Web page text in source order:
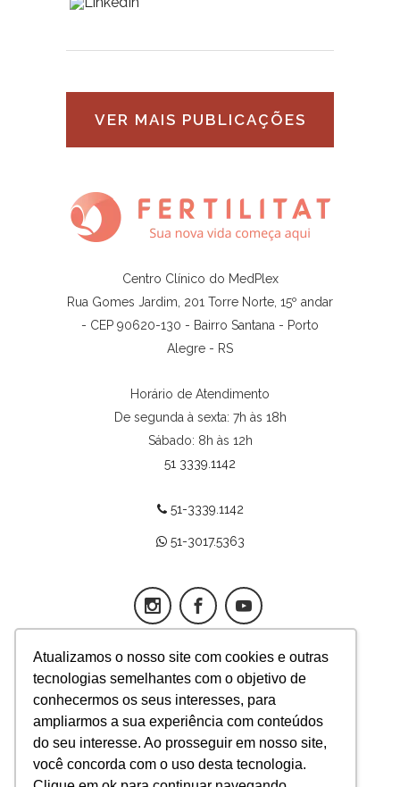
Atualizamos o nosso site com cookies e outras
tecnologias semelhantes com o objetivo de
conhecermos os seus interesses, para
ampliarmos a sua experiência com conteúdos
do seu interesse. Ao prosseguir em nosso site,
você concorda com o uso desta tecnologia.
VER MAIS PUBLICAÇÕES
Centro Clínico do MedPlex
Rua Gomes Jardim, 201 Torre Norte, 15º andar
- CEP 90620-130 - Bairro Santana - Porto
Alegre - RS
Horário de Atendimento
De segunda à sexta: 7h às 18h
Sábado: 8h às 12h
51 3339.1142
51-3339.1142
51-3017.5363
App Fertilitat
Responsável técnica médica
Mariangela Badalotti,
diretora – CRM-RS 12757